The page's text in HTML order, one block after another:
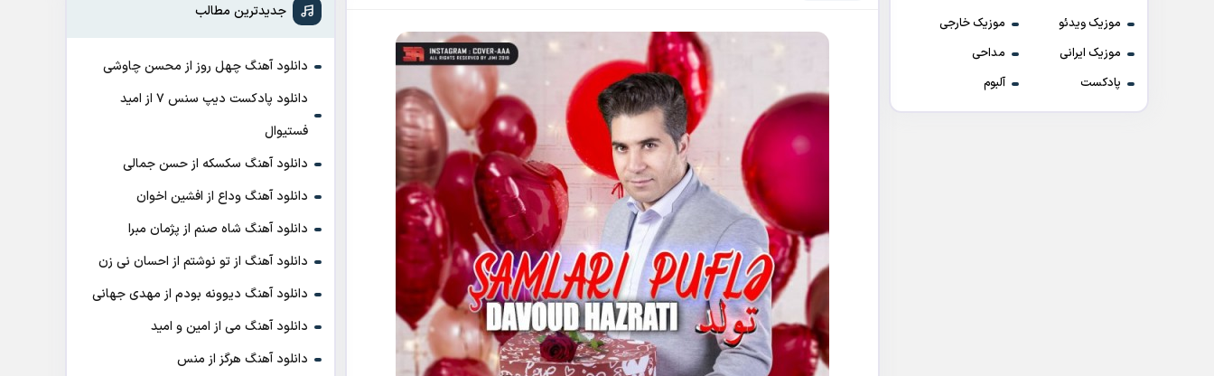
موزیک ویدئو
موزیک خارجی
موزیک ایرانی
مداحی
پادکست
آلبوم
جدیدترین مطالب
دانلود آهنگ چهل روز از محسن چاوشی
دانلود پادکست ديپ سنس ۷ از اميد
فستيوال
دانلود آهنگ سکسکه از حسن جمالی
دانلود آهنگ وداع از افشين اخوان
دانلود آهنگ شاه صنم از پژمان مبرا
دانلود آهنگ از تو نوشتم از احسان نی زن
دانلود آهنگ دیوونه بودم از مهدی جهانی
دانلود آهنگ می از امین و امید
دانلود آهنگ هرگز از منس